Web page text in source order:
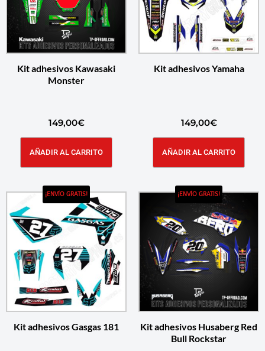
Kit adhesivos Kawasaki
Monster
149,00€
AÑADIR AL CARRITO
Kit adhesivos Yamaha
149,00€
AÑADIR AL CARRITO
¡ENVÍO GRATIS!
Kit adhesivos Gasgas 181
¡ENVÍO GRATIS!
Kit adhesivos Husaberg Red
Bull Rockstar